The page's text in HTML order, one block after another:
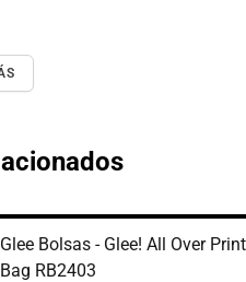
Glee Bolsas - Glee! All Over
Bag RB2403